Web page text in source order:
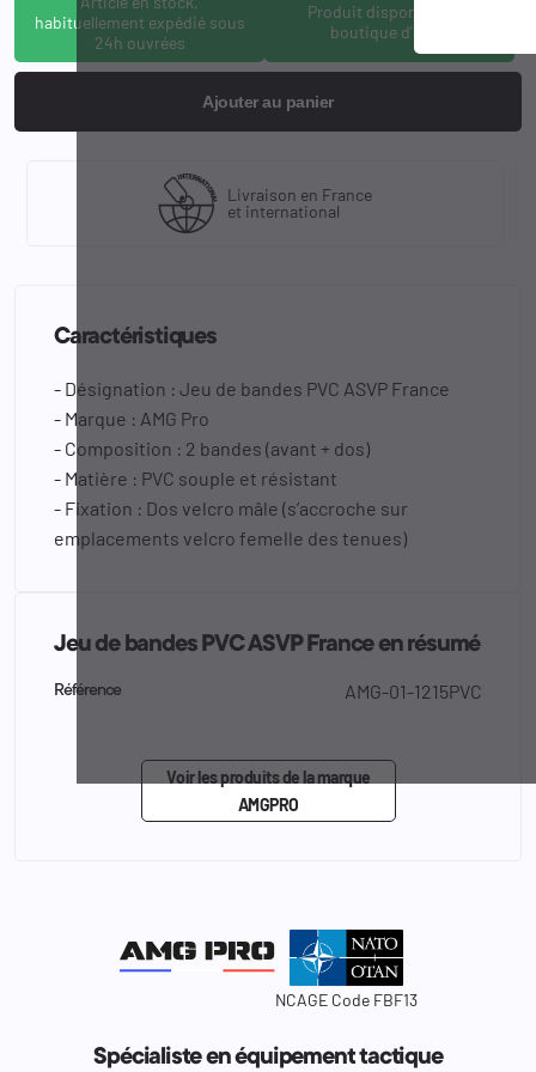
habituellement expédié sous
24h ouvrées
Produit disponible à la
boutique d'Osny
Ajouter au panier
Livraison en France
et international
Caractéristiques
- Désignation : Jeu de bandes PVC ASVP France
- Marque : AMG Pro
- Composition : 2 bandes (avant + dos)
- Matière : PVC souple et résistant
- Fixation : Dos velcro mâle (s’accroche sur
emplacements velcro femelle des tenues)
Jeu de bandes PVC ASVP France en résumé
Référence AMG-01-1215PVC
Voir les produits de la marque
AMGPRO
NCAGE Code FBF13
Spécialiste en équipement tactique